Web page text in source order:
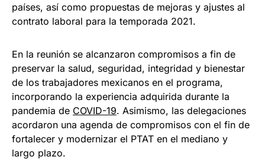
países, así como propuestas de mejoras y ajustes al
contrato laboral para la temporada 2021.
En la reunión se alcanzaron compromisos a fin de
preservar la salud, seguridad, integridad y bienestar
de los trabajadores mexicanos en el programa,
incorporando la experiencia adquirida durante la
pandemia de COVID-19. Asimismo, las delegaciones
acordaron una agenda de compromisos con el fin de
fortalecer y modernizar el PTAT en el mediano y
largo plazo.